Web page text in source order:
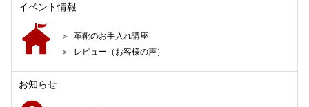
イベント情報
革靴のお手入れ講座
レビュー（お客様の声）
お知らせ